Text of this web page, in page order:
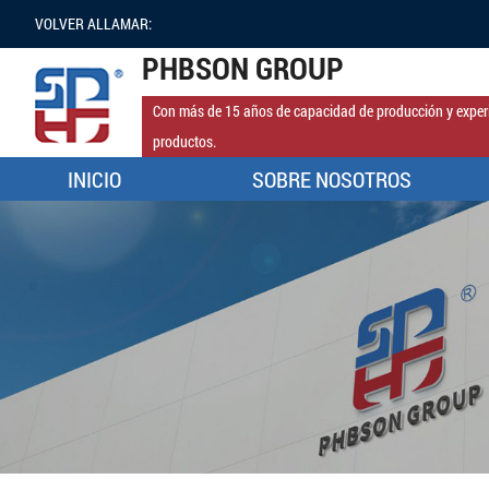
VOLVER ALLAMAR:
PHBSON GROUP
Con más de 15 años de capacidad de producción y
productos.
INICIO SOBRE NOSOTROS